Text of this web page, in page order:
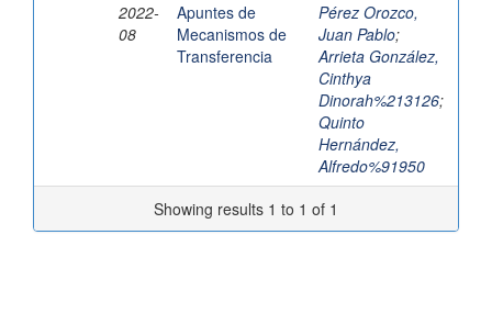
2022-
08
Apuntes de
Mecanismos de
Transferencia
Pérez Orozco,
Juan Pablo;
Arrieta González,
Cinthya
Dinorah%213126;
Quinto
Hernández,
Alfredo%91950
Showing results 1 to 1 of 1